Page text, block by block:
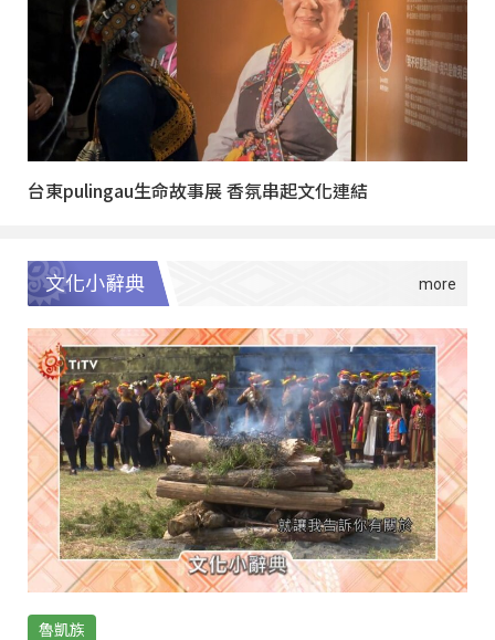
台東pulingau生命故事展 香氛串起文化連結
文化小辭典
魯凱族